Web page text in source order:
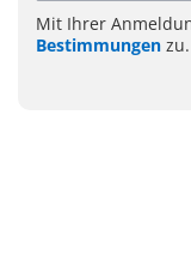
Mit Ihrer
Bestimmungen zu.